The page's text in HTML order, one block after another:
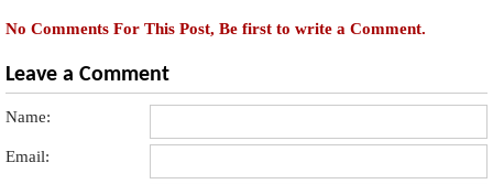
No Comments For This Post, Be first to write a Comment.
Leave a Comment
Name:
Email: